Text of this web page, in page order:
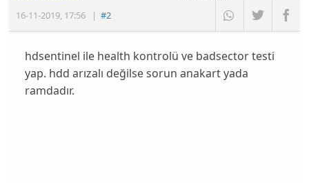
16-11-2019, 17:56 |#2
hdsentinel ile health kontrolü ve badsector testi
yap. hdd arızalı değilse sorun anakart yada
ramdadır.